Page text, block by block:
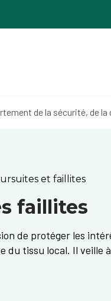
de la sécurité, de
et faillites
faillites
de protéger les
du tissu local. Il veille